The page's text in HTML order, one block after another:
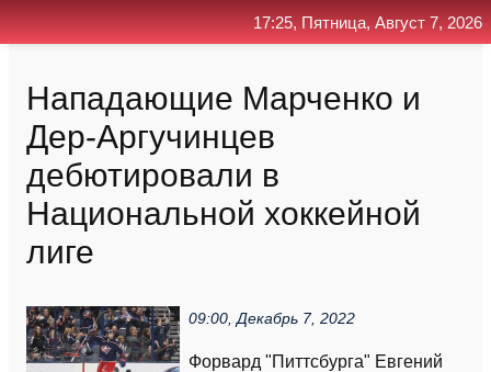
Нападающие Марченко и
Дер-Аргучинцев
дебютировали в
Национальной хоккейной
лиге
09:00, Декабрь 7, 2022
Форвард "Питтсбурга" Евгений
17:25, Пятница, Август 7, 2026